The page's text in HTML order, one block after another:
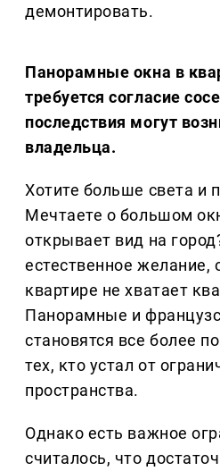
демонтировать.
Панорамные окна в
требуется согласие
последствия могут
владельца.
Хотите больше света и
Мечтаете о большом
открывает вид на
естественное желание,
квартире не хватает
Панорамные и
становятся все более
тех, кто устал от
пространства.
Однако есть важное
считалось, что